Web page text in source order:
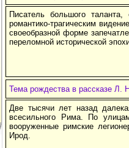
Писатель большого
романтико-трагическим
своеобразной форме
переломной исторической
Тема рождества в рассказе Л.
Две тысячи лет назад
всесильного Рима. По
вооруженные римские
Ирод.